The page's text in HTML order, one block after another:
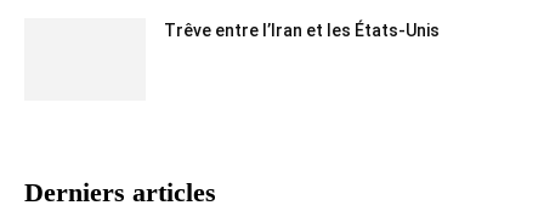
Trêve entre l’Iran et les États-Unis
Derniers articles